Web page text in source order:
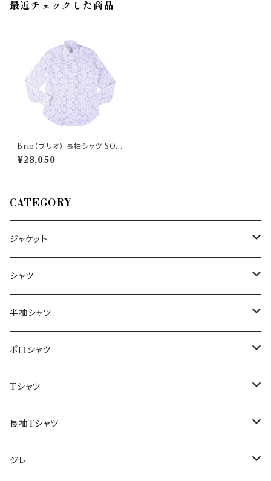
最近チェックした商品
Brio（ブリオ） 長袖シャツ SO0
0D0 SLIM MDR4601 3348
1
¥28,050
CATEGORY
ジャケット
～44/S
46/M
48/L
50/XL～
シャツ
～44/S
46/M
48/L
50/XL～
半袖シャツ
～44/S
46/M
48/L
50/XL～
ポロシャツ
～44/S
46/M
48/L
Tシャツ
～44/S
46/M
長袖Tシャツ
～44/S
ジレ